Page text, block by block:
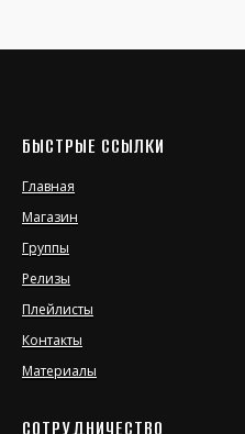
БЫСТРЫЕ ССЫЛКИ
Главная
Магазин
Группы
Релизы
Плейлисты
Контакты
Материалы
СОТРУДНИЧЕСТВО